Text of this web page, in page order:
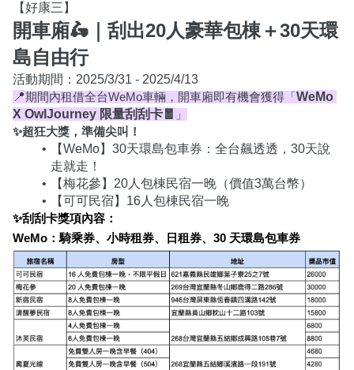
【好康三】
開車廂🛵 ｜刮出20人豪華包棟＋30天環
島自由行
📍期間內租借全台WeMo車輛，開車廂即有機會獲得「 WeMo
X OwlJourney 限量刮刮卡🧧
」
✨超狂大獎，準備尖叫！
【WeMo】30天環島包車券：全台飆透透，30天說
走就走！
【梅花參】20人包棟民宿一晚（價值3萬台幣）
【可可民宿】16人包棟民宿一晚
✨刮刮卡獎項內容：
WeMo：騎乘券、小時租券、日租券、30 天環島包車券